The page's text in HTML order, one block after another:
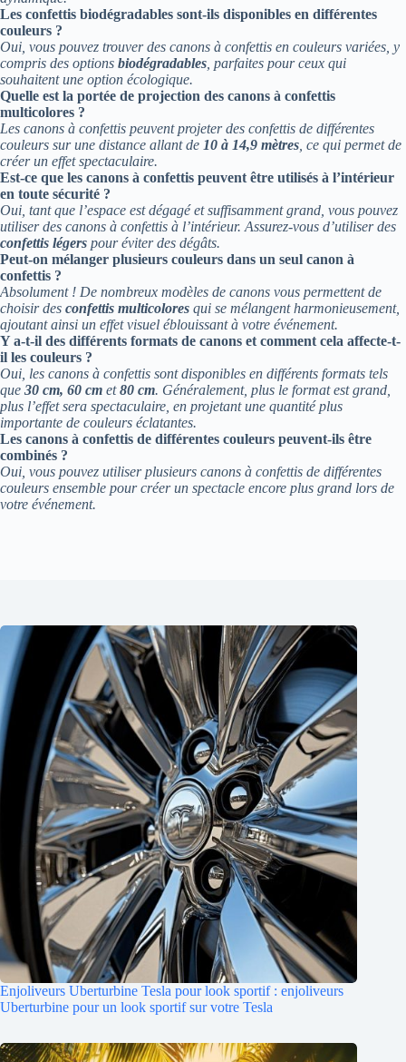
Les confettis biodégradables sont-ils disponibles en différentes
couleurs ?
Oui, vous pouvez trouver des canons à confettis en couleurs variées, y
compris des options biodégradables , parfaites pour ceux qui
souhaitent une option écologique.
Quelle est la portée de projection des canons à confettis
multicolores ?
Les canons à confettis peuvent projeter des confettis de différentes
couleurs sur une distance allant de 10 à 14,9 mètres , ce qui permet de
créer un effet spectaculaire.
Est-ce que les canons à confettis peuvent être utilisés à l’intérieur
en toute sécurité ?
Oui, tant que l’espace est dégagé et suffisamment grand, vous pouvez
utiliser des canons à confettis à l’intérieur. Assurez-vous d’utiliser des
confettis légers pour éviter des dégâts.
Peut-on mélanger plusieurs couleurs dans un seul canon à
confettis ?
Absolument ! De nombreux modèles de canons vous permettent de
choisir des confettis multicolores qui se mélangent harmonieusement,
ajoutant ainsi un effet visuel éblouissant à votre événement.
Y a-t-il des différents formats de canons et comment cela affecte-t-
il les couleurs ?
Oui, les canons à confettis sont disponibles en différents formats tels
que 30 cm, 60 cm et80 cm. Généralement, plus le format est grand,
plus l’effet sera spectaculaire, en projetant une quantité plus
importante de couleurs éclatantes.
Les canons à confettis de différentes couleurs peuvent-ils être
combinés ?
Oui, vous pouvez utiliser plusieurs canons à confettis de différentes
couleurs ensemble pour créer un spectacle encore plus grand lors de
votre événement.
Enjoliveurs Uberturbine Tesla pour look sportif : enjoliveurs
Uberturbine pour un look sportif sur votre Tesla